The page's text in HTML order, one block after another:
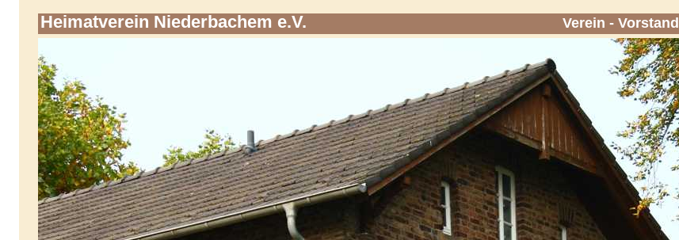
Heimatverein Niederbachem e.V. Verein - Vorstand